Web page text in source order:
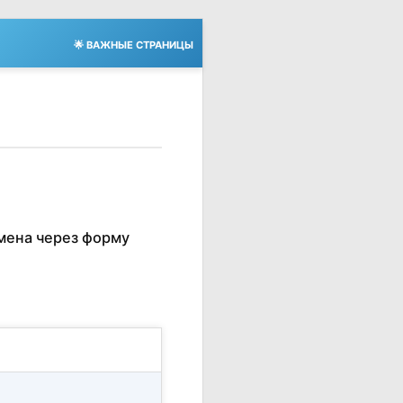
🌟 ВАЖНЫЕ СТРАНИЦЫ
через форму